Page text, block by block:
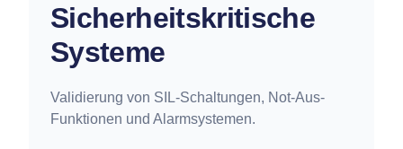
Sicherheitskritische
Systeme
Validierung von SIL-Schaltungen, Not-Aus-
Funktionen und Alarmsystemen.